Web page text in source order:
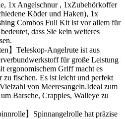
1x Angelschnur , 1xZubehörkoffer
Köder und Haken), 1x
Combos Full Kit ist vor allem für
dass Sie kein weiteres
】Teleskop-Angelrute ist aus
für große Leistung
ergonomischem Griff macht es
zu fischen. Es ist leicht und perfekt
von Meeresangeln.Ideal zum
Barsche, Crappies, Walleye zu
】Spinnangelrolle hat präzise